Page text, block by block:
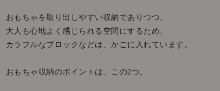
おもちゃを取り出しやすい収納でありつつ、
大人も心地よく感じられる空間にするため、
カラフルなブロックなどは、かごに入れています。
おもちゃ収納のポイントは、この2つ。